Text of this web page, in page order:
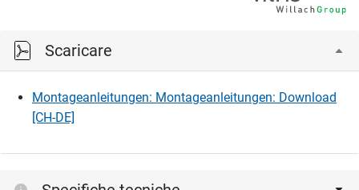
Scaricare
Montageanleitungen: Montageanleitungen: Download
[CH-DE]